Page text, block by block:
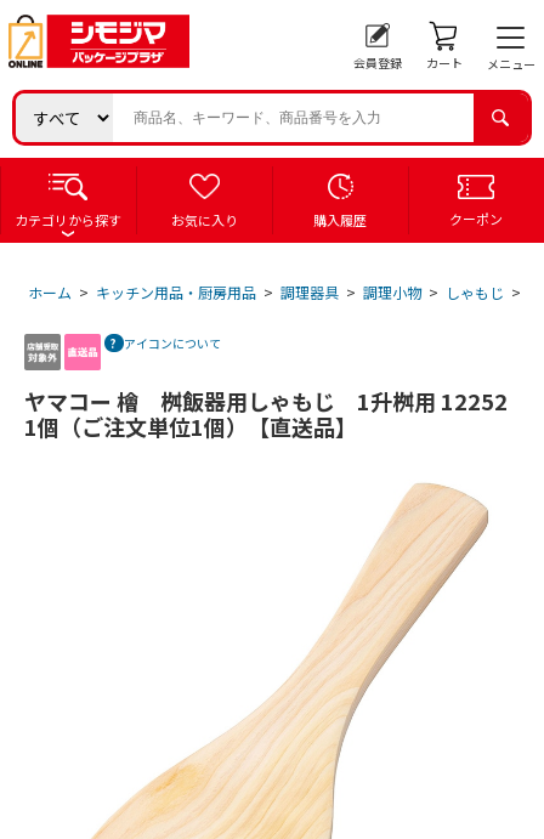
会員登録 カート メニュー
カテゴリから探す お気に入り 購入履歴 クーポン
ホーム > キッチン用品・厨房用品 > 調理器具 > 調理小物 > しゃもじ >
アイコンについて
ヤマコー 檜 桝飯器用しゃもじ 1升桝用 12252
1個（ご注文単位1個）【直送品】